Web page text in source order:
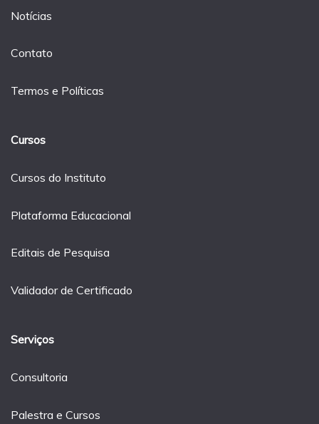
Notícias
Contato
Termos e Políticas
Cursos
Cursos do Instituto
Plataforma Educacional
Editais de Pesquisa
Validador de Certificado
Serviços
Consultoria
Palestra e Cursos